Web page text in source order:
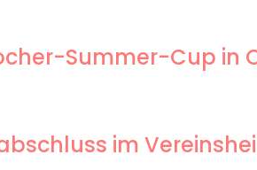
Summer-Cup in
im